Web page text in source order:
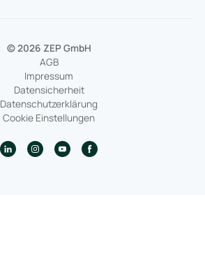
© 2026 ZEP GmbH
AGB
Impressum
Datensicherheit
Datenschutzerklärung
Cookie Einstellungen